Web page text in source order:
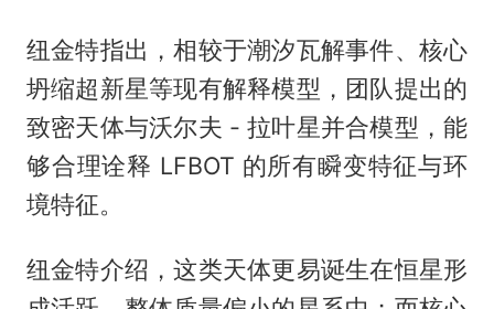
纽金特指出，相较于潮汐瓦解事件、核心
坍缩超新星等现有解释模型，团队提出的
致密天体与沃尔夫 - 拉叶星并合模型，能
够合理诠释 LFBOT 的所有瞬变特征与环
境特征。
纽金特介绍，这类天体更易诞生在恒星形